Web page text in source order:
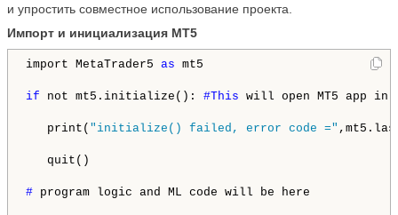
и упростить совместное использование проекта.
Импорт и инициализация MT5
import MetaTrader5 as mt5
if not mt5.initialize(): #This will open MT5 app in
print( "initialize() failed, error code ="
quit()
# program logic and ML code will be here